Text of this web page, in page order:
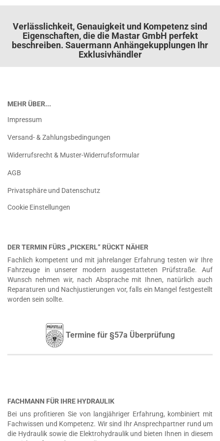
Verlässlichkeit, Genauigkeit und Kompetenz sind
Eigenschaften, die die Mastar GmbH perfekt
beschreiben. Sauermann Anhängekupplungen Ihr
Exklusivhändler
MEHR ÜBER...
Impressum
Versand- & Zahlungsbedingungen
Widerrufsrecht & Muster-Widerrufsformular
AGB
Privatsphäre und Datenschutz
Cookie Einstellungen
DER TERMIN FÜRS „PICKERL“ RÜCKT NÄHER
Fachlich kompetent und mit jahrelanger Erfahrung testen wir Ihre
Fahrzeuge in unserer modern ausgestatteten Prüfstraße. Auf
Wunsch nehmen wir, nach Absprache mit Ihnen, natürlich auch
Reparaturen und Nachjustierungen vor, falls ein Mangel festgestellt
worden sein sollte.
Termine für §57a Überprüfung
FACHMANN FÜR IHRE HYDRAULIK
Bei uns profitieren Sie von langjähriger Erfahrung, kombiniert mit
Fachwissen und Kompetenz. Wir sind Ihr Ansprechpartner rund um
die Hydraulik sowie die Elektrohydraulik und bieten Ihnen in diesem